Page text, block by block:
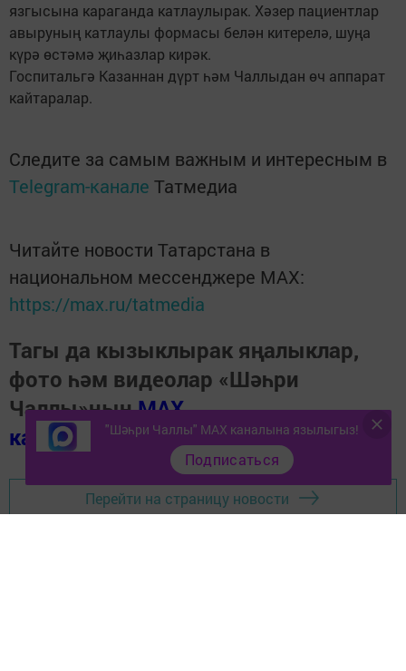
язгысына караганда катлаулырак. Хәзер пациентлар
авыруның катлаулы формасы белән китерелә, шуңа
күрә өстәмә җиһазлар кирәк.
Госпитальгә Казаннан дүрт һәм Чаллыдан өч аппарат
кайтаралар.
Следите за самым важным и интересным в
Telegram-канале Татмедиа
Читайте новости Татарстана в
национальном мессенджере MАХ:
https://max.ru/tatmedia
Тагы да кызыклырак яңалыклар,
фото һәм видеолар «Шәһри
Чаллы»ныңMAX
каналында(язылыгыз).
Перейти на страницу новости
"Шәһри Чаллы" MAX каналына язылыгыз!
Подписаться